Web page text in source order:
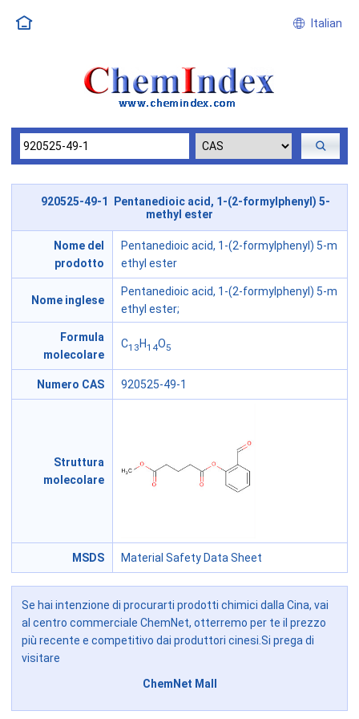
Italian
920525-49-1 Pentanedioic acid, 1-(2-formylphenyl) 5-
methyl ester
Nome del
prodotto
Pentanedioic acid, 1-(2-formylphenyl) 5-m
ethyl ester
Nome inglese
Pentanedioic acid, 1-(2-formylphenyl) 5-m
ethyl ester;
Formula
molecolare
C13 H14O5
Numero CAS 920525-49-1
Struttura
molecolare
MSDS Material Safety Data Sheet
Se hai intenzione di procurarti prodotti chimici dalla Cina, vai
al centro commerciale ChemNet, otterremo per te il prezzo
più recente e competitivo dai produttori cinesi.Si prega di
visitare
ChemNet Mall